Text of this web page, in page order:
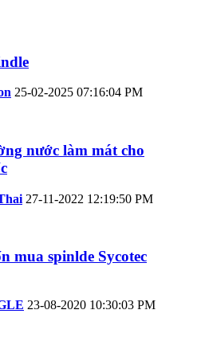
25-02-2025 07:16:04 PM
nước làm mát cho
27-11-2022 12:19:50 PM
mua spinlde Sycotec
23-08-2020 10:30:03 PM